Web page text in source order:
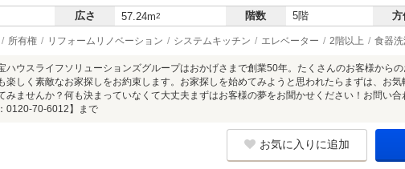
広さ 57.24m2 階数 5階 方
所有権 リフォームリノベーション システムキッチン エレベーター 2階以上 食器
ハウスライフソリューションズグループはおかげさまで創業50年。たくさんのお客様から
楽しく素敵なお家探しをお約束します。お家探しを始めてみようと思われたらまずは、お
みませんか？何も決まっていなくて大丈夫まずはお客様の夢をお聞かせください！お問い
0120-70-6012】まで
お気に入りに追加